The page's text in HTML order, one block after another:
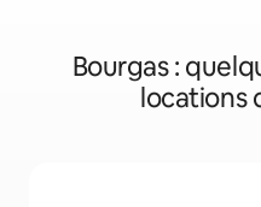
Bourgas :
locations